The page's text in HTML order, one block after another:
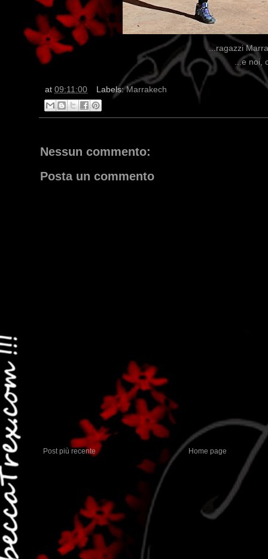
...ragazzi
...e noi,
at 09:11:00 Labels:Marrakech
Nessun commento:
Posta un commento
Post più recente Home page